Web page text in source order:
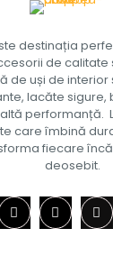
destinația
de
de uși de interior
lacăte sigure,
performanță.
care îmbină
fiecare
deosebit.